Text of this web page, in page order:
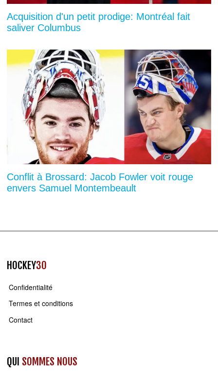
Acquisition d'un petit prodige: Montréal fait
saliver Columbus
Conflit à Brossard: Jacob Fowler voit rouge
envers Samuel Montembeault
HOCKEY30
Confidentialité
Termes et conditions
Contact
QUI SOMMES NOUS